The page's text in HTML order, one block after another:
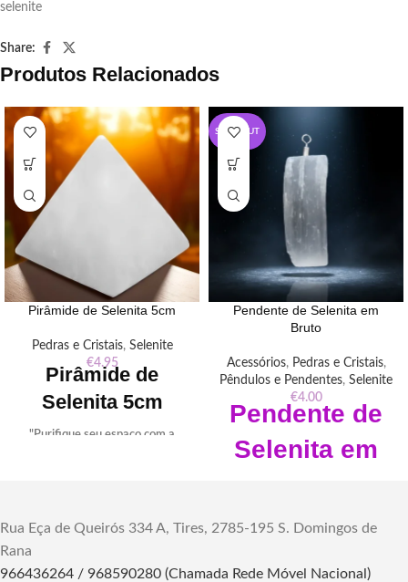
selenite
Share:
Produtos Relacionados
Pirâmide de Selenita 5cm
Pedras e Cristais, Selenite
€4.95
Pirâmide de
Selenita 5cm
"Purifique seu espaço com a
online."
SOLD OUT
Pendente de Selenita em
Bruto
Acessórios, Pedras e Cristais,
Pêndulos e Pendentes, Selenite
€4.00
Pendente de
Selenita em
"Eleve sua energia com o
Pendente de Selenita em Bruto,
purificadora que traz clareza
Rua Eça de Queirós 334 A, Tires, 2785-195 S. Domingos de
Rana
966436264 / 968590280 (Chamada Rede Móvel Nacional)